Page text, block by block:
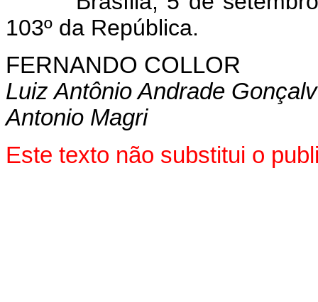
103º da República.
FERNANDO COLLOR
Luiz Antônio Andrade
Antonio Magri
Este texto não substitui o